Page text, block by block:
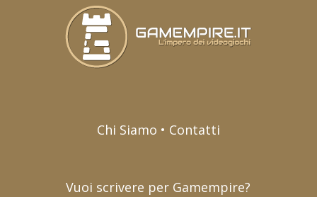
Chi Siamo • Contatti
Vuoi scrivere per Gamempire?